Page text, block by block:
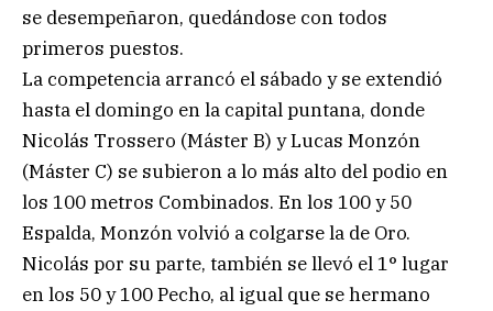
se desempeñaron, quedándose con todos
primeros puestos.
La competencia arrancó el sábado y se extendió
hasta el domingo en la capital puntana, donde
Nicolás Trossero (Máster B) y Lucas Monzón
(Máster C) se subieron a lo más alto del podio en
los 100 metros Combinados. En los 100 y 50
Espalda, Monzón volvió a colgarse la de Oro.
Nicolás por su parte, también se llevó el 1° lugar
en los 50 y 100 Pecho, al igual que se hermano